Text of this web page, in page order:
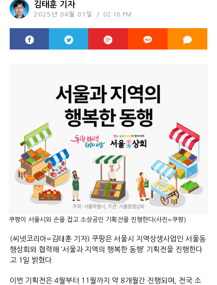
김태훈 기자
2025년 04월 01일 02:16 PM
쿠팡이 서울시와 손을 잡고 소상공인 기획전을 진행한다(사진=쿠팡).
(씨넷코리아=김태훈 기자) 쿠팡은 서울시 지역상생사업인 서울동
행상회와 협력해 ‘서울과 지역의 행복한 동행’ 기획전을 진행한다
고 1일 밝혔다.
이번 기획전은 4월부터 11월까지 약 8개월간 진행되며, 전국 소